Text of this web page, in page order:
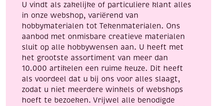
aantal
U vindt als zakelijke of particuliere klant alles
in onze webshop, variërend van
hobbymaterialen tot Tekenmaterialen. Ons
aanbod met onmisbare creatieve materialen
sluit op alle hobbywensen aan. U heeft met
het grootste assortiment van meer dan
10.000 artikelen een ruime keuze. Dit heeft
als voordeel dat u bij ons voor alles slaagt,
zodat u niet meerdere winkels of webshops
hoeft te bezoeken. Vrijwel alle benodigde